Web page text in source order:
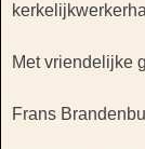
Met vriendelijke
Frans